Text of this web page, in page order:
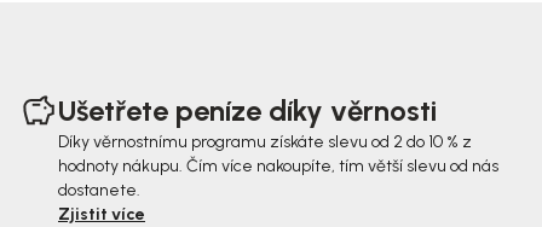
Ušetřete peníze díky věrnosti
Díky věrnostnímu programu získáte slevu od 2 do 10 % z
hodnoty nákupu. Čím více nakoupíte, tím větší slevu od nás
dostanete.
Zjistit více